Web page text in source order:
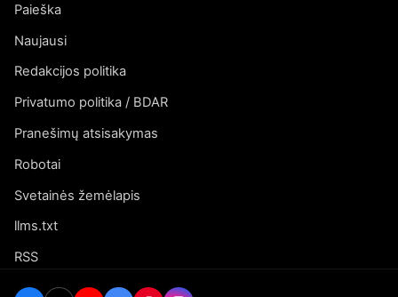
Paieška
Naujausi
Redakcijos politika
Privatumo politika / BDAR
Pranešimų atsisakymas
Robotai
Svetainės žemėlapis
llms.txt
RSS